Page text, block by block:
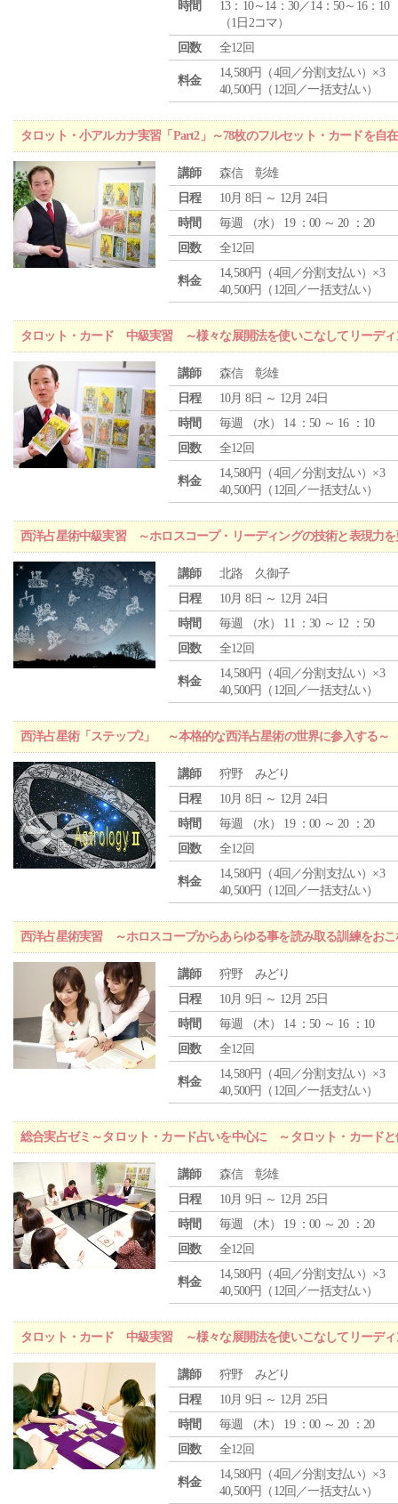
時間
13：10～14：30／14：50～16：10
（1日2コマ）
回数
全12回
料金
14,580円（4回／分割支払い）×3
40,500円（12回／一括支払い）
タロット・小アルカナ実習「Part2」～78枚のフルセット・カードを自
講師
森信 彰雄
日程
10月 8日 ～ 12月 24日
時間
毎週 （水） 19 ：00 ～ 20 ：20
回数
全12回
料金
14,580円（4回／分割支払い）×3
40,500円（12回／一括支払い）
タロット・カード 中級実習 ～様々な展開法を使いこなしてリーディ
講師
森信 彰雄
日程
10月 8日 ～ 12月 24日
時間
毎週 （水） 14 ：50 ～ 16 ：10
回数
全12回
料金
14,580円（4回／分割支払い）×3
40,500円（12回／一括支払い）
西洋占星術中級実習 ～ホロスコープ・リーディングの技術と表現力
講師
北路 久御子
日程
10月 8日 ～ 12月 24日
時間
毎週 （水） 11 ：30 ～ 12 ：50
回数
全12回
料金
14,580円（4回／分割支払い）×3
40,500円（12回／一括支払い）
西洋占星術「ステップ2」 ～本格的な西洋占星術の世界に参入する～
講師
狩野 みどり
日程
10月 8日 ～ 12月 24日
時間
毎週 （水） 19 ：00 ～ 20 ：20
回数
全12回
料金
14,580円（4回／分割支払い）×3
40,500円（12回／一括支払い）
西洋占星術実習 ～ホロスコープからあらゆる事を読み取る訓練をおこ
講師
狩野 みどり
日程
10月 9日 ～ 12月 25日
時間
毎週 （木） 14 ：50 ～ 16 ：10
回数
全12回
料金
14,580円（4回／分割支払い）×3
40,500円（12回／一括支払い）
総合実占ゼミ～タロット・カード占いを中心に ～タロット・カード
講師
森信 彰雄
日程
10月 9日 ～ 12月 25日
時間
毎週 （木） 19 ：00 ～ 20 ：20
回数
全12回
料金
14,580円（4回／分割支払い）×3
40,500円（12回／一括支払い）
タロット・カード 中級実習 ～様々な展開法を使いこなしてリーディ
講師
狩野 みどり
日程
10月 9日 ～ 12月 25日
時間
毎週 （木） 19 ：00 ～ 20 ：20
回数
全12回
料金
14,580円（4回／分割支払い）×3
40,500円（12回／一括支払い）